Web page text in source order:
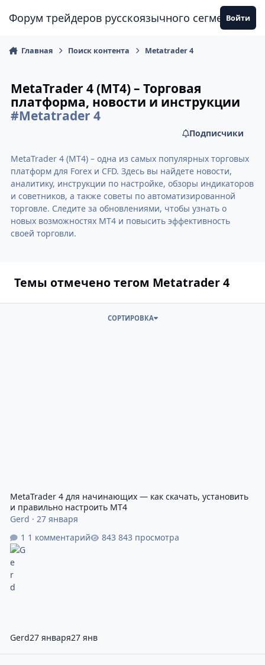
Форум трейдеров русскоязычного сегмента
Войти
Главная Поиск контента Metatrader 4
MetaTrader 4 (MT4) – Торговая
платформа, новости и инструкции
#Metatrader 4
Подписчики
MetaTrader 4 (MT4) – одна из самых популярных торговых
платформ для Forex и CFD. Здесь вы найдете новости,
аналитику, инструкции по настройке, обзоры индикаторов
и советников, а также советы по автоматизированной
торговле. Следите за обновлениями, чтобы узнать о
новых возможностях MT4 и повысить эффективность
своей торговли.
Темы отмечено тегом Metatrader 4
СОРТИРОВКА
MetaTrader 4 для начинающих — как скачать, установить
и правильно настроить MT4
Gerd · 27 января
1 комментарий
843 просмотра
Gerd27 января27 янв